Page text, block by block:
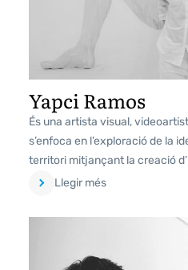
Yapci Ramos
És una artista visual,
s’enfoca en l’exploració de la
territori mitjançant la creació
Llegir més